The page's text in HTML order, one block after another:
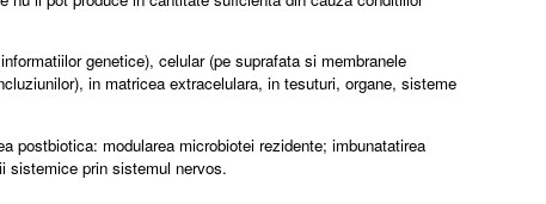
genetice), celular (pe suprafata si membranele
in matricea extracelulara, in tesuturi, organe, sisteme
postbiotica: modularea microbiotei rezidente; imbunatatirea
sistemice prin sistemul nervos.